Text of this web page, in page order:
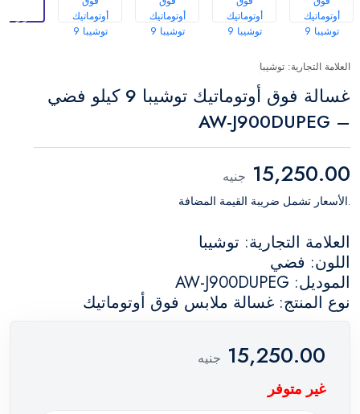
العلامة التجارية: توشيبا
غسالة فوق أوتوماتيك توشيبا 9 كيلو فضي
– AW-J900DUPEG
15,250.00 جنيه
.الأسعار تشمل ضريبة القيمة المضافة
العلامة التجارية: توشيبا
اللون: فضي
الموديل: AW-J900DUPEG
نوع المنتج: غسالة ملابس فوق أوتوماتيك
15,250.00 جنيه
غير متوفر